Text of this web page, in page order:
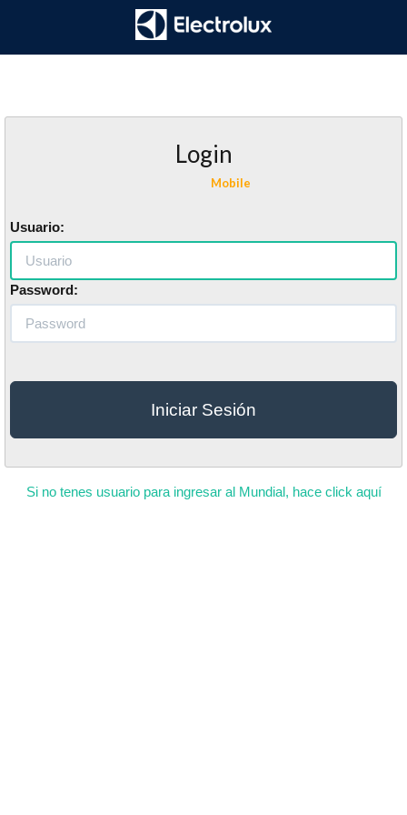
Login
Mobile
Usuario:
Password:
Iniciar Sesión
Si no tenes usuario para ingresar al Mundial, hace click aquí